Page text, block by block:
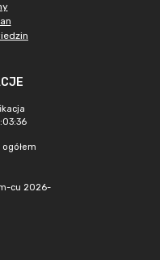
cu 2026-